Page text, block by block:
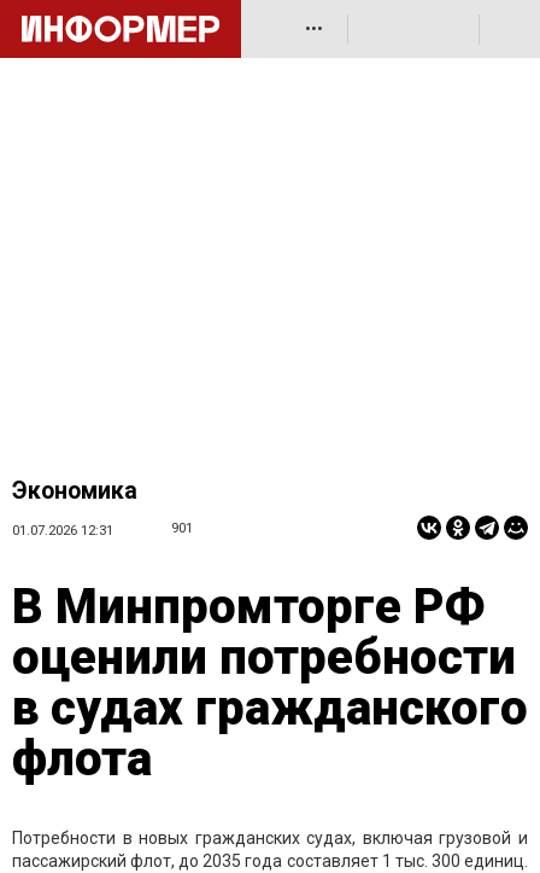
•••
Экономика
01.07.2026 12:31 901
В Минпромторге РФ
оценили потребности
в судах гражданского
флота
Потребности в новых гражданских судах, включая грузовой и
пассажирский флот, до 2035 года составляет 1 тыс. 300 единиц.